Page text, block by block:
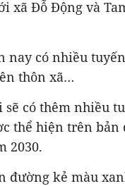
xã Đỗ Động và
nay có nhiều
thôn xã…
có thêm nhiều
thể hiện trên bản
2030.
đường kẻ màu